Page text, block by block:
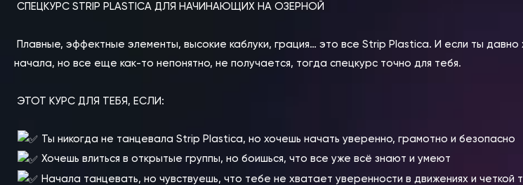
СПЕЦКУРС STRIP PLASTICA ДЛЯ НАЧИНАЮЩИХ НА ОЗЕРНОЙ
Плавные, эффектные элементы, высокие каблуки, грация… это все Strip Plastica. И если ты давно
начала, но все еще как-то непонятно, не получается, тогда спецкурс точно для тебя.
ЭТОТ КУРС ДЛЯ ТЕБЯ, ЕСЛИ:
Ты никогда не танцевала Strip Plastica, но хочешь начать уверенно, грамотно и безопасно
Хочешь влиться в открытые группы, но боишься, что все уже всё знают и умеют
Начала танцевать, но чувствуешь, что тебе не хватает уверенности в движениях и четкой